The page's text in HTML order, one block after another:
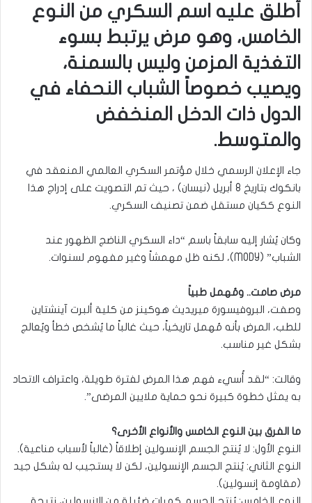
أُطلق عليه اسم السكري من النوع
الخامس، وهو مرض يرتبط بسوء
التغذية المزمن وليس بالسمنة،
ويصيب خصوصاً الشباب النحفاء في
الدول ذات الدخل المنخفض
والمتوسط.
جاء الإعلان الرسمي خلال مؤتمر السكري العالمي المنعقد في
بانكوك بتاريخ 8 أبريل (نيسان) ، حيث تم التصويت على إدراج هذا
النوع ككيان مستقل ضمن تصنيف السكري.
وكان يُشار إليه سابقاً باسم “داء السكري الناضج الظهور عند
الشباب” (MODY)، لكنه ظل مهمشاً وغير مفهوم لسنوات.
مرض صامت.. ومُهمل طبياً
وصفت، البروفيسورة ميريديث هوكينز من كلية ألبرت آينشتاين
للطب، المرض بأنه مُهمل تاريخياً، حيث غالباً ما يُشخص خطأ ويُعالج
بشكل غير مناسب.
وقالت: “لقد أُسيء فهم هذا المرض لفترة طويلة، واعتراف الاتحاد
به يمثل خطوة كبيرة نحو حماية ملايين المرضى”.
ما الفرق بين النوع الخامس والأنواع الأخرى؟
النوع الأول: لا يُنتج الجسم الإنسولين إطلاقاً (غالباً لأسباب مناعية).
النوع الثاني: يُنتج الجسم الإنسولين، لكن لا يستجيب له بشكل جيد
(مقاومة إنسولين).